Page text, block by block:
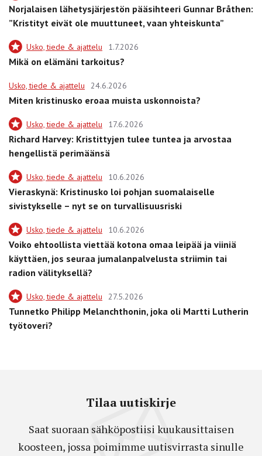
Norjalaisen lähetysjärjestön pääsihteeri Gunnar Bråthen:
”Kristityt eivät ole muuttuneet, vaan yhteiskunta”
Usko, tiede & ajattelu 1.7.2026
Mikä on elämäni tarkoitus?
Usko, tiede & ajattelu 24.6.2026
Miten kristinusko eroaa muista uskonnoista?
Usko, tiede & ajattelu 17.6.2026
Richard Harvey: Kristittyjen tulee tuntea ja arvostaa
hengellistä perimäänsä
Usko, tiede & ajattelu 10.6.2026
Vieraskynä: Kristinusko loi pohjan suomalaiselle
sivistykselle – nyt se on turvallisuusriski
Usko, tiede & ajattelu 10.6.2026
Voiko ehtoollista viettää kotona omaa leipää ja viiniä
käyttäen, jos seuraa jumalanpalvelusta striimin tai
radion välityksellä?
Usko, tiede & ajattelu 27.5.2026
Tunnetko Philipp Melanchthonin, joka oli Martti Lutherin
työtoveri?
Tilaa uutiskirje
Saat suoraan sähköpostiisi kuukausittaisen
koosteen, jossa poimimme uutisvirrasta sinulle